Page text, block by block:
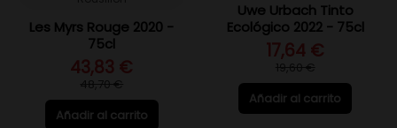
Les Myrs Rouge 2020 -
75cl
43,83 €
48,70 €
Añadir al carrito
Uwe Urbach Tinto
Ecológico 2022 - 75cl
17,64 €
19,60 €
Añadir al carrito